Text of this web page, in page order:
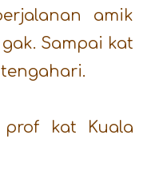
amik
Sampai kat
prof kat Kuala